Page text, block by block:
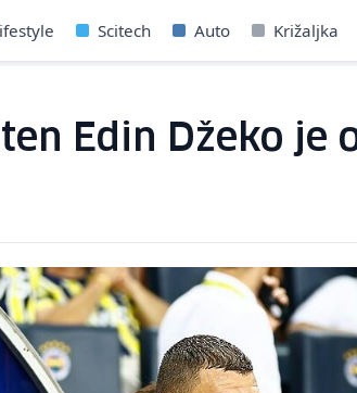
Scitech Auto Križaljka
Edin Džeko je